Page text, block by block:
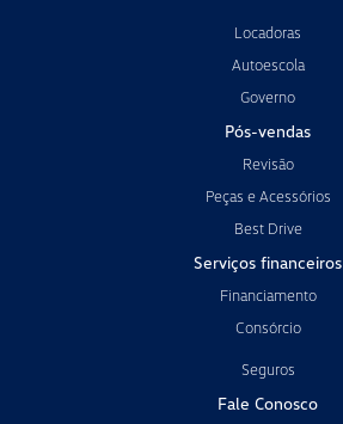
Locadoras
Autoescola
Governo
Pós-vendas
Revisão
Peças e Acessórios
Best Drive
Serviços financeiros
Financiamento
Consórcio
Seguros
Fale Conosco